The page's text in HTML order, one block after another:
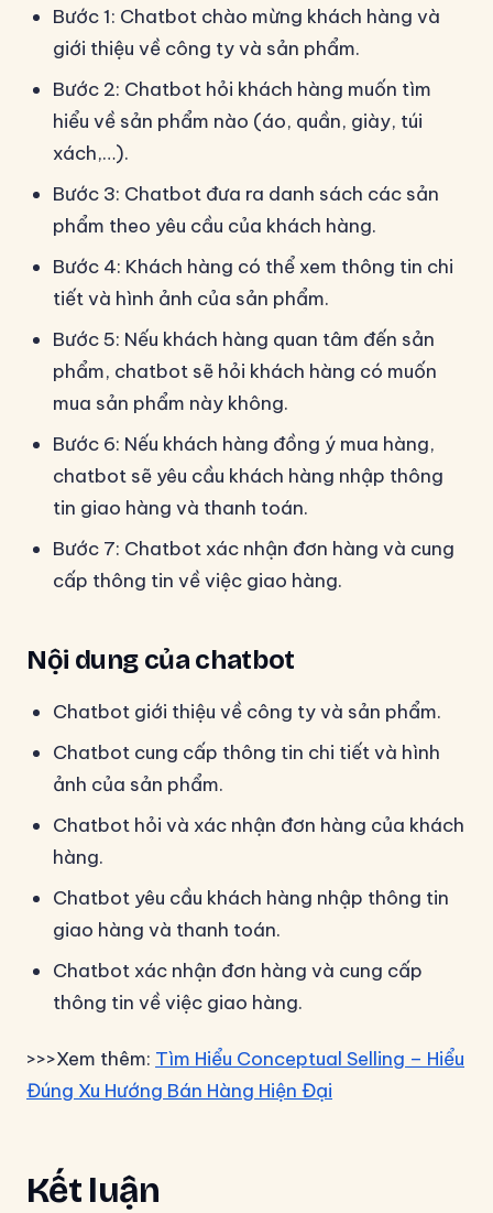
Bước 1: Chatbot chào mừng khách hàng và
giới thiệu về công ty và sản phẩm.
Bước 2: Chatbot hỏi khách hàng muốn tìm
hiểu về sản phẩm nào (áo, quần, giày, túi
xách,…).
Bước 3: Chatbot đưa ra danh sách các sản
phẩm theo yêu cầu của khách hàng.
Bước 4: Khách hàng có thể xem thông tin chi
tiết và hình ảnh của sản phẩm.
Bước 5: Nếu khách hàng quan tâm đến sản
phẩm, chatbot sẽ hỏi khách hàng có muốn
mua sản phẩm này không.
Bước 6: Nếu khách hàng đồng ý mua hàng,
chatbot sẽ yêu cầu khách hàng nhập thông
tin giao hàng và thanh toán.
Bước 7: Chatbot xác nhận đơn hàng và cung
cấp thông tin về việc giao hàng.
Nội dung của chatbot
Chatbot giới thiệu về công ty và sản phẩm.
Chatbot cung cấp thông tin chi tiết và hình
ảnh của sản phẩm.
Chatbot hỏi và xác nhận đơn hàng của khách
hàng.
Chatbot yêu cầu khách hàng nhập thông tin
giao hàng và thanh toán.
Chatbot xác nhận đơn hàng và cung cấp
thông tin về việc giao hàng.
>>>Xem thêm: Tìm Hiểu Conceptual Selling – Hiểu
Đúng Xu Hướng Bán Hàng Hiện Đại
Kết luận